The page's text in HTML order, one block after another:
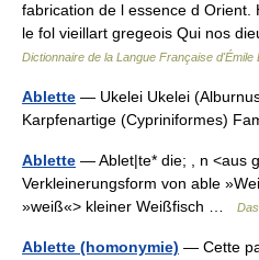
fabrication de l essence d
le fol vieillart gregeois Qui nos
Dictionnaire de la Langue Française d'Émile
Ablette — Ukelei Ukelei
Karpfenartige (Cypriniformes)
Ablette — Ablet|te* die; , n <aus
Verkleinerungsform von able
»weiß«> kleiner Weißfisch …
Ablette (homonymie) — Cette